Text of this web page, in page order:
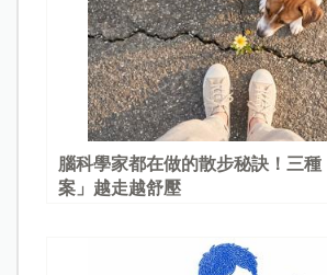
腦科學家都在做的散步秘訣！三
案」越走越舒壓